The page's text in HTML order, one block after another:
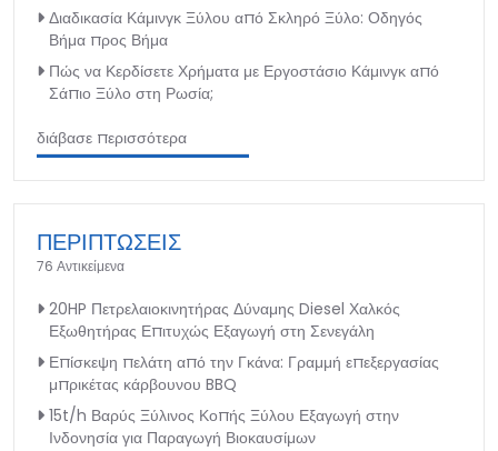
Διαδικασία Κάμινγκ Ξύλου από Σκληρό Ξύλο: Οδηγός
Βήμα προς Βήμα
Πώς να Κερδίσετε Χρήματα με Εργοστάσιο Κάμινγκ από
Σάπιο Ξύλο στη Ρωσία;
διάβασε περισσότερα
ΠΕΡΙΠΤΩΣΕΙΣ
76 Αντικείμενα
20HP Πετρελαιοκινητήρας Δύναμης Diesel Χαλκός
Εξωθητήρας Επιτυχώς Εξαγωγή στη Σενεγάλη
Επίσκεψη πελάτη από την Γκάνα: Γραμμή επεξεργασίας
μπρικέτας κάρβουνου BBQ
15t/h Βαρύς Ξύλινος Κοπής Ξύλου Εξαγωγή στην
Ινδονησία για Παραγωγή Βιοκαυσίμων